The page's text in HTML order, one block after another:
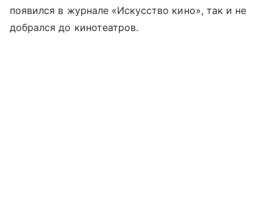
появился в журнале «Искусство кино», так и не
добрался до кинотеатров.